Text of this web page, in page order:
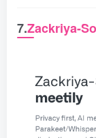
7.Zackriya-